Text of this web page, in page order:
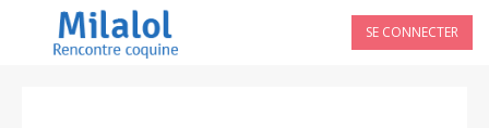
SE CONNECTER